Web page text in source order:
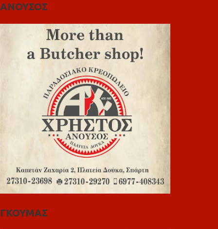
ΑΝΟΥΣΟΣ
ΓΚΟΥΜΑΣ